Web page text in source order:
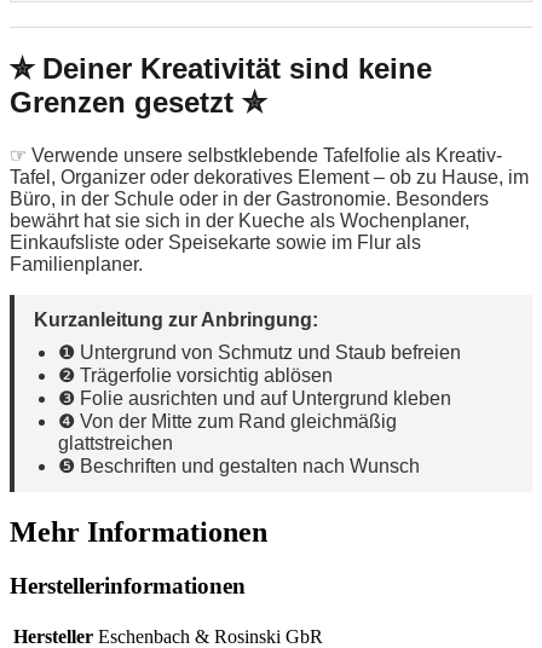
✮ Deiner Kreativität sind keine
Grenzen gesetzt ✮
☞ Verwende unsere selbstklebende Tafelfolie als Kreativ-
Tafel, Organizer oder dekoratives Element – ob zu Hause, im
Büro, in der Schule oder in der Gastronomie. Besonders
bewährt hat sie sich in der Kueche als Wochenplaner,
Einkaufsliste oder Speisekarte sowie im Flur als
Familienplaner.
Kurzanleitung zur Anbringung:
❶ Untergrund von Schmutz und Staub befreien
❷ Trägerfolie vorsichtig ablösen
❸ Folie ausrichten und auf Untergrund kleben
❹ Von der Mitte zum Rand gleichmäßig
glattstreichen
❺ Beschriften und gestalten nach Wunsch
Mehr Informationen
Herstellerinformationen
Hersteller Eschenbach & Rosinski GbR